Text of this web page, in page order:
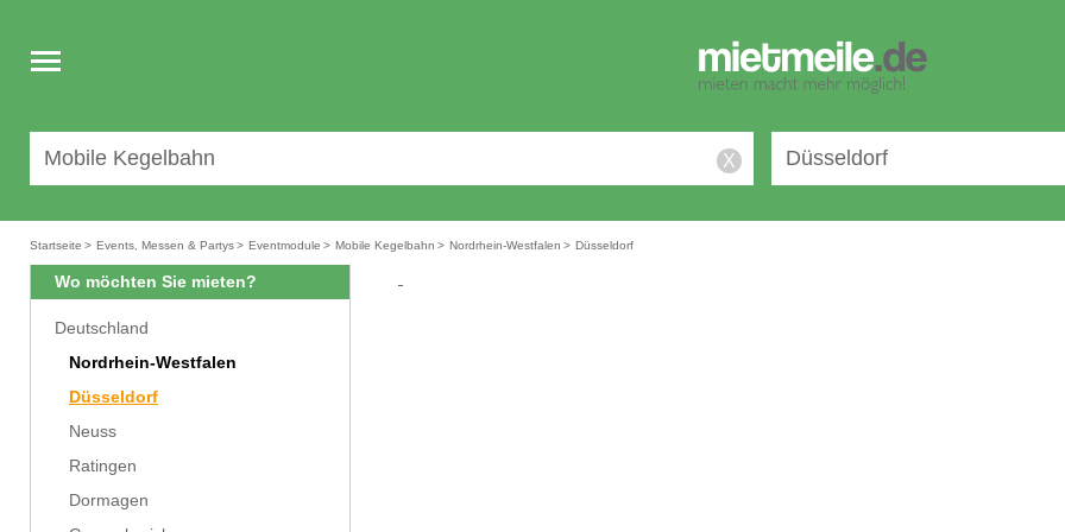
Toggle
navigation
X
Startseite > Events, Messen & Partys> Eventmodule > Mobile Kegelbahn > Nordrhein-Westfalen > Düsseldorf
Wo möchten Sie mieten?
Deutschland
Nordrhein-Westfalen
Düsseldorf
Neuss
Ratingen
Dormagen